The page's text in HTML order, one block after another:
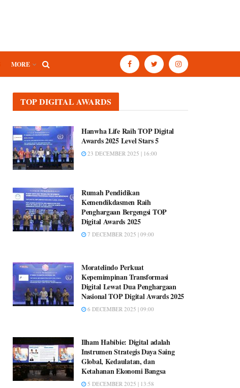
MORE
TOP DIGITAL AWARDS
Hanwha Life Raih TOP Digital
Awards 2025 Level Stars 5
23 DECEMBER 2025 | 16:00
Rumah Pendidikan
Kemendikdasmen Raih
Penghargaan Bergengsi TOP
Digital Awards 2025
7 DECEMBER 2025 | 09:00
Moratelindo Perkuat
Kepemimpinan Transformasi
Digital Lewat Dua Penghargaan
Nasional TOP Digital Awards 2025
6 DECEMBER 2025 | 09:00
Ilham Habibie: Digital adalah
Instrumen Strategis Daya Saing
Global, Kedaulatan, dan
Ketahanan Ekonomi Bangsa
5 DECEMBER 2025 | 13:58